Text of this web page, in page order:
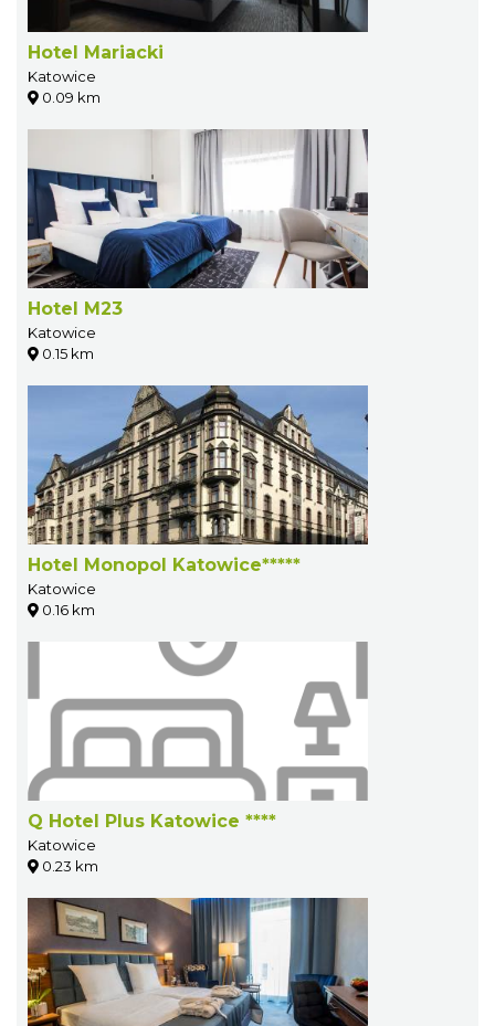
Hotel Mariacki
Katowice
0.09 km
Hotel M23
Katowice
0.15 km
Hotel Monopol Katowice*****
Katowice
0.16 km
Q Hotel Plus Katowice ****
Katowice
0.23 km